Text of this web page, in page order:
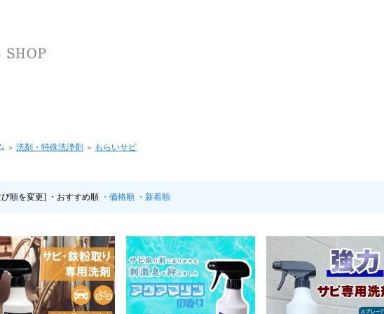
＞ 洗剤・特殊洗浄剤 ＞ もらいサビ
順を変更] ・おすすめ順 ・価格順 ・新着順